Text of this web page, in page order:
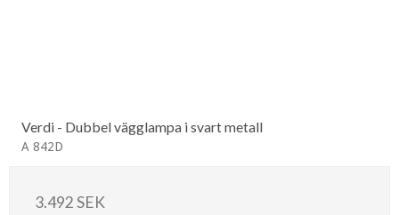
Verdi - Dubbel vägglampa i svart metall
A 842D
3.492 SEK